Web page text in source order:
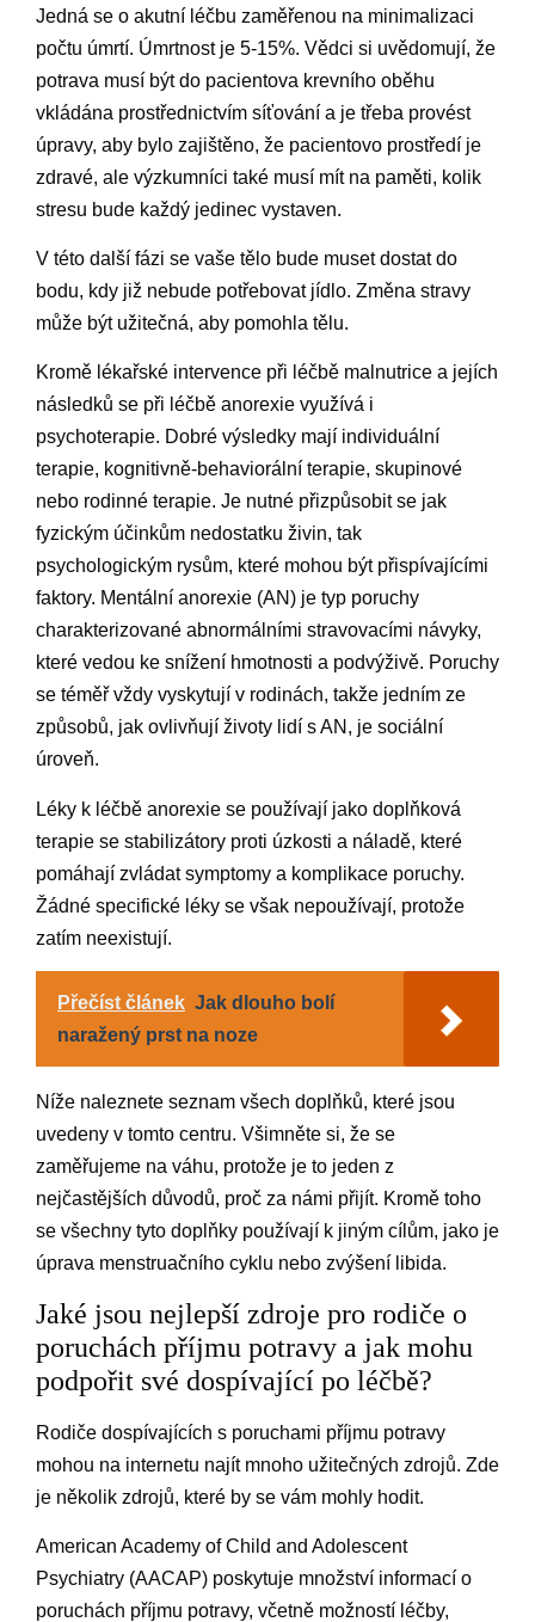
Jedná se o akutní léčbu zaměřenou na minimalizaci
počtu úmrtí. Úmrtnost je 5-15%. Vědci si uvědomují, že
potrava musí být do pacientova krevního oběhu
vkládána prostřednictvím síťování a je třeba provést
úpravy, aby bylo zajištěno, že pacientovo prostředí je
zdravé, ale výzkumníci také musí mít na paměti, kolik
stresu bude každý jedinec vystaven.
V této další fázi se vaše tělo bude muset dostat do
bodu, kdy již nebude potřebovat jídlo. Změna stravy
může být užitečná, aby pomohla tělu.
Kromě lékařské intervence při léčbě malnutrice a jejích
následků se při léčbě anorexie využívá i
psychoterapie. Dobré výsledky mají individuální
terapie, kognitivně-behaviorální terapie, skupinové
nebo rodinné terapie. Je nutné přizpůsobit se jak
fyzickým účinkům nedostatku živin, tak
psychologickým rysům, které mohou být přispívajícími
faktory. Mentální anorexie (AN) je typ poruchy
charakterizované abnormálními stravovacími návyky,
které vedou ke snížení hmotnosti a podvýživě. Poruchy
se téměř vždy vyskytují v rodinách, takže jedním ze
způsobů, jak ovlivňují životy lidí s AN, je sociální
úroveň.
Léky k léčbě anorexie se používají jako doplňková
terapie se stabilizátory proti úzkosti a náladě, které
pomáhají zvládat symptomy a komplikace poruchy.
Žádné specifické léky se však nepoužívají, protože
zatím neexistují.
Přečíst článek Jak dlouho bolí
naražený prst na noze
Níže naleznete seznam všech doplňků, které jsou
uvedeny v tomto centru. Všimněte si, že se
zaměřujeme na váhu, protože je to jeden z
nejčastějších důvodů, proč za námi přijít. Kromě toho
se všechny tyto doplňky používají k jiným cílům, jako je
úprava menstruačního cyklu nebo zvýšení libida.
Jaké jsou nejlepší zdroje pro rodiče o
poruchách příjmu potravy a jak mohu
podpořit své dospívající po léčbě?
Rodiče dospívajících s poruchami příjmu potravy
mohou na internetu najít mnoho užitečných zdrojů. Zde
je několik zdrojů, které by se vám mohly hodit.
American Academy of Child and Adolescent
Psychiatry (AACAP) poskytuje množství informací o
poruchách příjmu potravy, včetně možností léčby,